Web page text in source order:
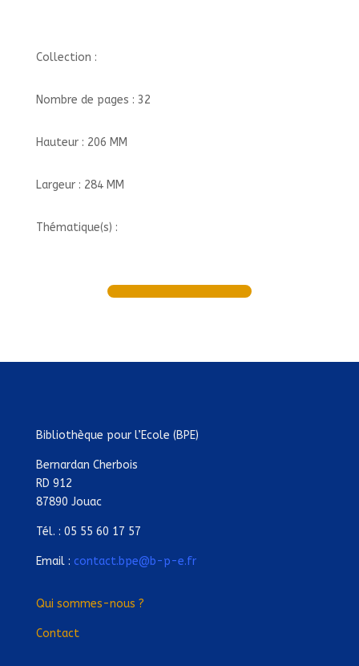
Collection :
Nombre de pages : 32
Hauteur : 206 MM
Largeur : 284 MM
Thématique(s) :
Bibliothèque pour l’Ecole (BPE)
Bernardan Cherbois
RD 912
87890 Jouac
Tél. : 05 55 60 17 57
Email : contact.bpe@b-p-e.fr
Qui sommes-nous ?
Contact